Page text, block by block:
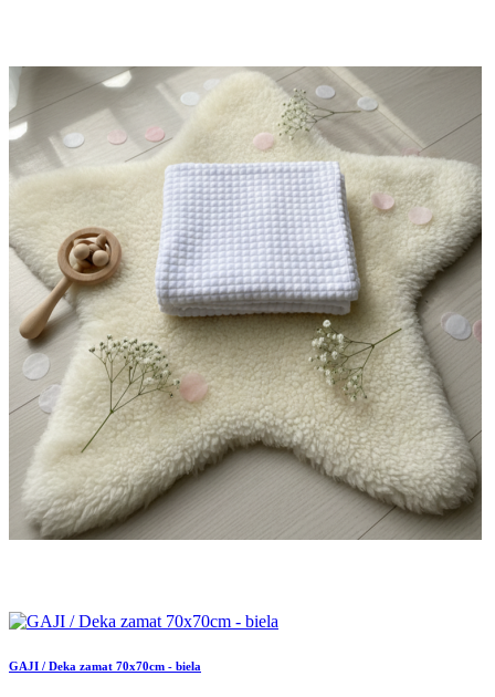
GAJI / Deka zamat 70x70cm - biela